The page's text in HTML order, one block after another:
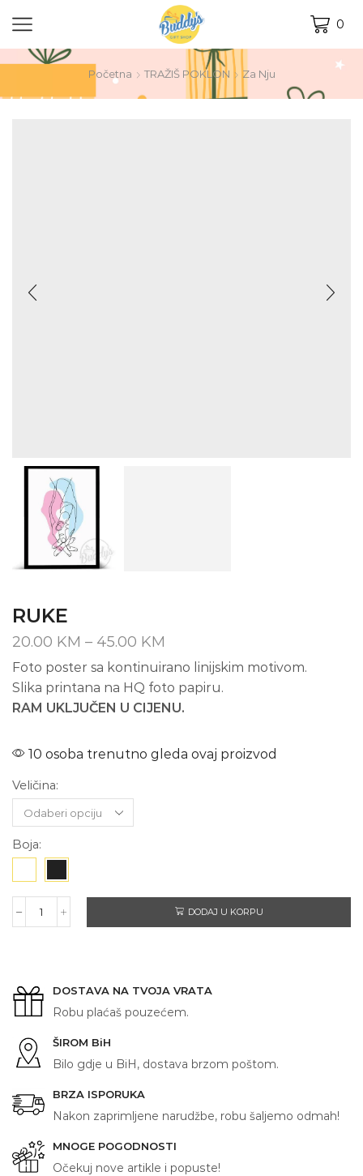
0
Početna TRAŽIŠ POKLON Za Nju
RUKE
20.00 KM – 45.00 KM
range:
20.00 KM
through
45.00 KM
Foto poster sa kontinuirano linijskim motivom.
Slika printana na HQ foto papiru.
RAM UKLJUČEN U CIJENU.
10 osoba trenutno gleda ovaj proizvod
Veličina:
Boja:
RUKE
DODAJ U KORPU
DOSTAVA NA TVOJA VRATA
Robu plaćaš pouzećem.
ŠIROM BiH
Bilo gdje u BiH, dostava brzom poštom.
BRZA ISPORUKA
Nakon zaprimljene narudžbe, robu šaljemo odmah!
MNOGE POGODNOSTI
Očekuj nove artikle i popuste!